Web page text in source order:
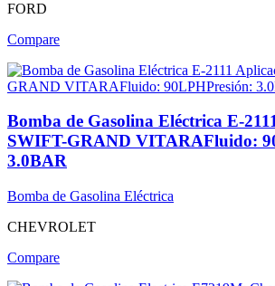
FORD
Compare
Bomba de Gasolina Eléctrica E-
SWIFT-GRAND VITARAFluido:
3.0BAR
Bomba de Gasolina Eléctrica
CHEVROLET
Compare